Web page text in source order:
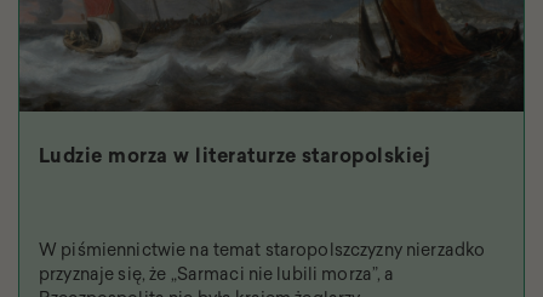
Ludzie morza w literaturze staropolskiej
W piśmiennictwie na temat staropolszczyzny nierzadko
przyznaje się, że „Sarmaci nie lubili morza”, a